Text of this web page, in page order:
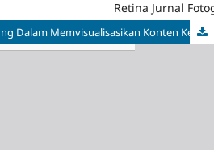
Retina Jurnal
Peran Fotografi Panggung Dalam Memvisualisasikan Konten Kegiatan Sebagai Media Promosi PT. Bounty Group